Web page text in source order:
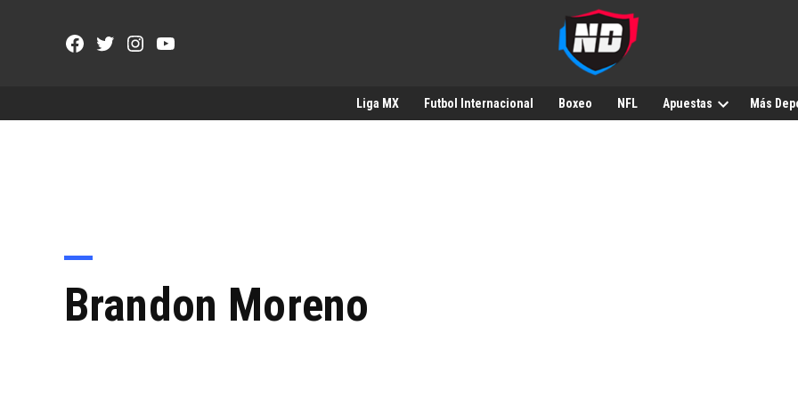
Facebook
TwitterInstagram
YouTube
Liga MX Futbol Internacional Boxeo NFL Apuestas Más
Brandon Moreno